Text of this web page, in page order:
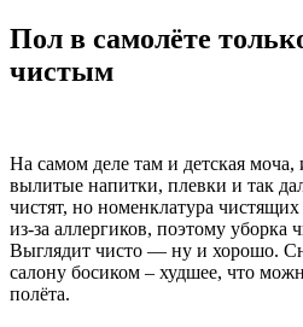
Пол в самолёте
чистым
На самом деле там и детская моча,
вылитые напитки, плевки и так
чистят, но номенклатура чистящих
из-за аллергиков, поэтому уборка
Выглядит чисто — ну и хорошо.
салону босиком – худшее, что
полёта.